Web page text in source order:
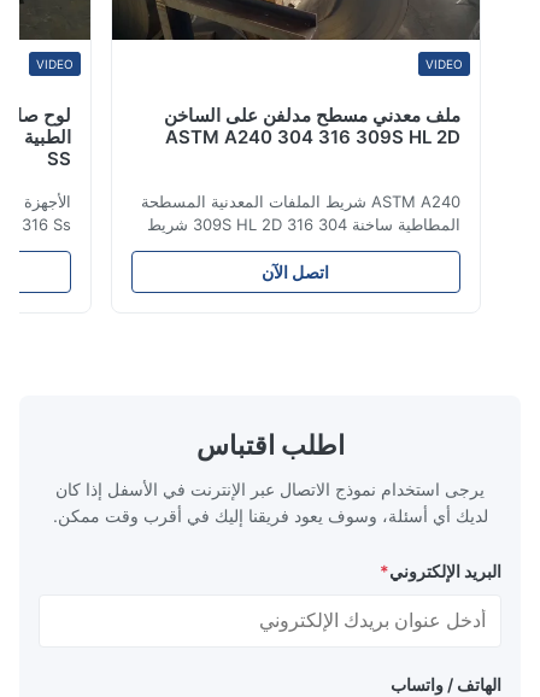
ملف معدني مسطح مدلفن على الساخن
ASTM A240 304 316 309S HL 2D
ASTM A240 شريط الملفات المعدنية المسطحة
المطاطية ساخنة 304 316 309S HL 2D شريط
لفائف الفولاذ المقاوم للصدأ المطاط الساخن /
ASTM A240 مواصفات المنتج اسم المنتج بطاقة
اتصل الآن
لوح صاج
المنتج الصفائح
اطلب اقتباس
يرجى استخدام نموذج الاتصال عبر الإنترنت في الأسفل إذا كان
لديك أي أسئلة، وسوف يعود فريقنا إليك في أقرب وقت ممكن.
البريد الإلكتروني*
الهاتف / واتساب